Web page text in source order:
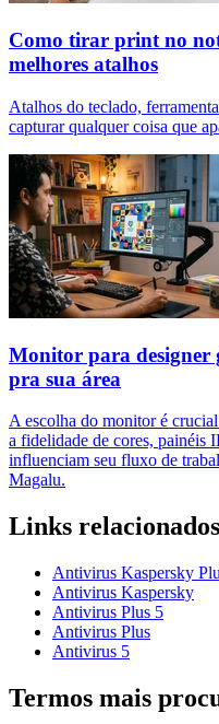
Como tirar print no
melhores atalhos
Atalhos do teclado,
capturar qualquer coisa que
Monitor para designer
pra sua área
A escolha do monitor é
a fidelidade de cores, painéis
influenciam seu fluxo de
Magalu.
Links
Antivirus Kaspersky
Antivirus Kaspersky
Antivirus Plus 5
Antivirus Plus
Antivirus 5
Termos mais